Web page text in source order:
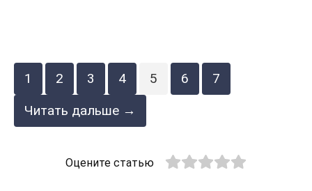
1 2 3 4 5 6
7
Читать дальше →
Оцените статью